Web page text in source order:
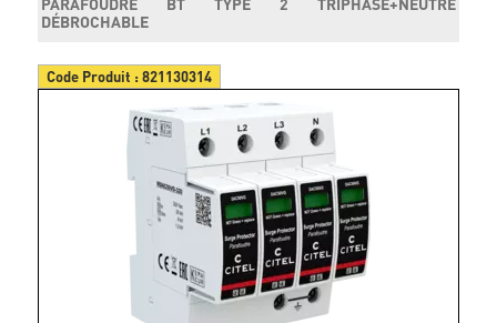
DÉBROCHABLE
Code Produit :821130314